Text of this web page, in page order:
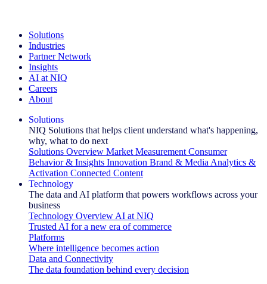
Solutions
Industries
Partner Network
Insights
AI at NIQ
Careers
About
Solutions
NIQ Solutions that helps client understand what's happening,
why, what to do next
Solutions Overview Market Measurement Consumer
Behavior & Insights Innovation Brand & Media Analytics &
Activation Connected Content
Technology
The data and AI platform that powers workflows across your
business
Technology Overview AI at NIQ
Trusted AI for a new era of commerce
Platforms
Where intelligence becomes action
Data and Connectivity
The data foundation behind every decision